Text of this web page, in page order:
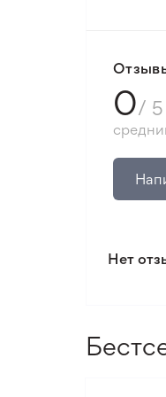
0/ 5
Нет